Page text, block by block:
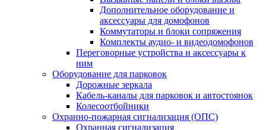
Дополнительное оборудование и
аксессуары для домофонов
Коммутаторы и блоки сопряжения
Комплекты аудио- и видеодомофонов
Переговорные устройства и аксессуары к
ним
Оборудование для парковок
Дорожные зеркала
Кабель-каналы для парковок и автостоянок
Колесоотбойники
Охранно-пожарная сигнализация (ОПС)
Охранная сигнализация